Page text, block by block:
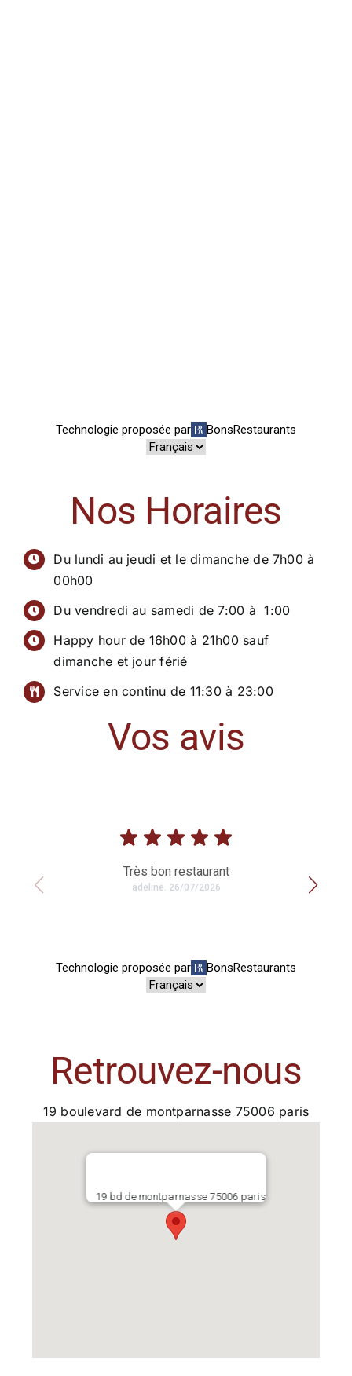
Nos Horaires
Du lundi au jeudi et le dimanche de 7h00 à
00h00
Du vendredi au samedi de 7:00 à 1:00
Happy hour de 16h00 à 21h00 sauf
dimanche et jour férié
Service en continu de 11:30 à 23:00
Vos avis
Retrouvez-nous
19 boulevard de montparnasse 75006 paris
19 bd de montparnasse 75006 paris